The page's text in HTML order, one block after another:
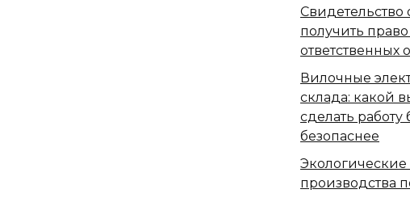
Свидетельство
получить право
ответственных
Вилочные
склада: какой
сделать работу
безопаснее
Экологические
производства